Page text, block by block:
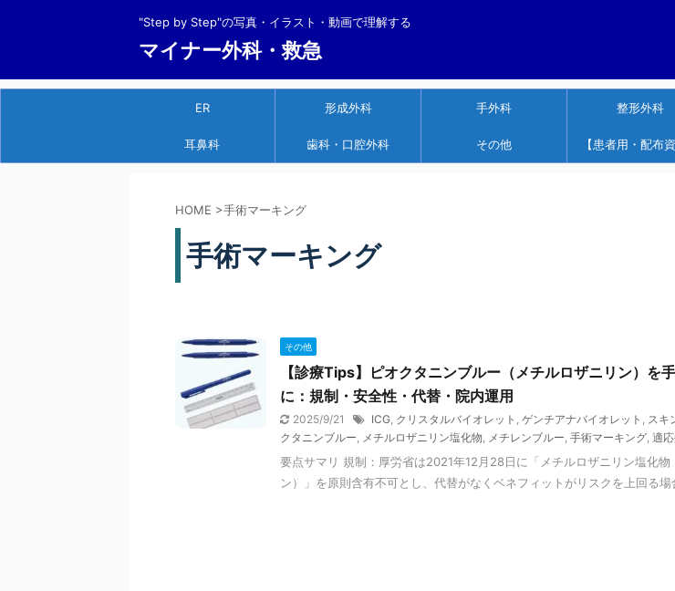
"Step by Step"の写真・イラスト・動画で理解する
マイナー外科・救急
ER 形成外科 手外科 整形外科
耳鼻科 歯科・口腔外科 その他 【患者用・配布資
HOME >手術マーキング
手術マーキング
その他
【診療Tips】ピオクタニンブルー（メチルロザニリン）を
に：規制・安全性・代替・院内運用
2025/9/21 ICG, クリスタルバイオレット , ゲンチアナバイオレット , スキ
クタニンブルー, メチルロザニリン塩化物, メチレンブルー, 手術マーキング, 適
要点サマリ 規制：厚労省は2021年12月28日に「メチルロザニリン塩化物
ン）」を原則含有不可とし、代替がなくベネフィットがリスクを上回る